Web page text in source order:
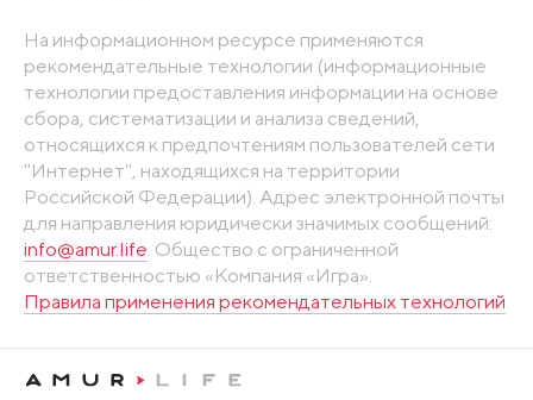
На информационном ресурсе применяются
рекомендательные технологии (информационные
технологии предоставления информации на основе
сбора, систематизации и анализа сведений,
относящихся к предпочтениям пользователей сети
"Интернет", находящихся на территории
Российской Федерации). Адрес электронной почты
для направления юридически значимых сообщений:
info@amur.life . Общество с ограниченной
ответственностью «Компания «Игра».
Правила применения рекомендательных технологий